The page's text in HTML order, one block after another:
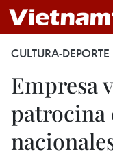
CULTURA-DEPORTE
Empresa
patrocina